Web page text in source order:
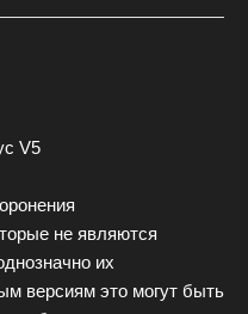
V5
не являются
их
версиям это могут быть